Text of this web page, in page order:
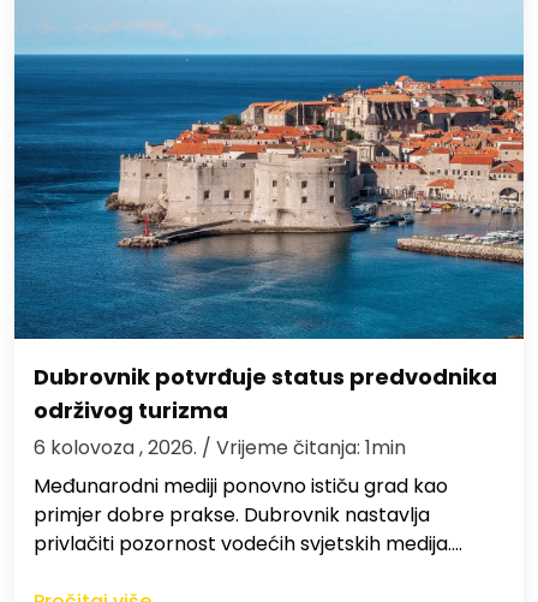
Dubrovnik potvrđuje status predvodnika
održivog turizma
6 kolovoza , 2026. / Vrijeme čitanja: 1min
Međunarodni mediji ponovno ističu grad kao
primjer dobre prakse. Dubrovnik nastavlja
privlačiti pozornost vodećih svjetskih medija.…